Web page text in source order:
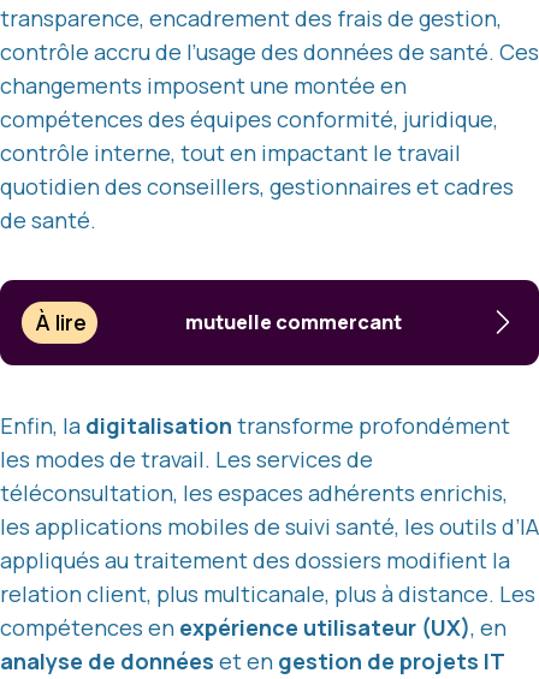
transparence, encadrement des frais de gestion,
contrôle accru de l’usage des données de santé. Ces
changements imposent une montée en
compétences des équipes conformité, juridique,
contrôle interne, tout en impactant le travail
quotidien des conseillers, gestionnaires et cadres
de santé.
À lire mutuelle commercant
Enfin, la digitalisation transforme profondément
les modes de travail. Les services de
téléconsultation, les espaces adhérents enrichis,
les applications mobiles de suivi santé, les outils d’IA
appliqués au traitement des dossiers modifient la
relation client, plus multicanale, plus à distance. Les
compétences en expérience utilisateur (UX), en
analyse de données et en gestion de projets IT